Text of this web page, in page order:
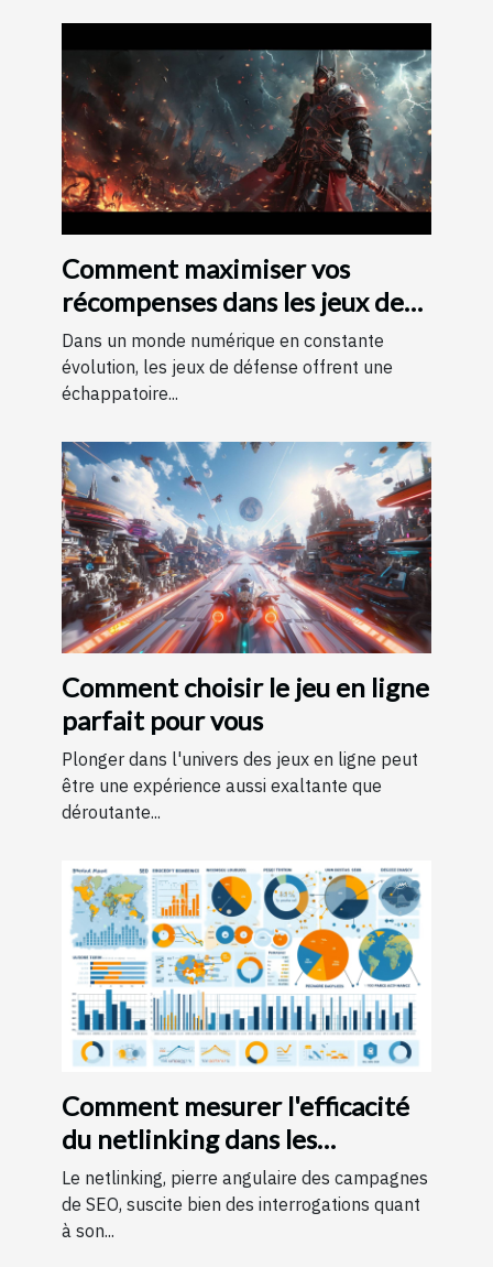
Comment maximiser vos
récompenses dans les jeux de
défense avec des codes
Dans un monde numérique en constante
évolution, les jeux de défense offrent une
échappatoire...
Comment choisir le jeu en ligne
parfait pour vous
Plonger dans l'univers des jeux en ligne peut
être une expérience aussi exaltante que
déroutante...
Comment mesurer l'efficacité
du netlinking dans les
campagnes de SEO
Le netlinking, pierre angulaire des campagnes
de SEO, suscite bien des interrogations quant
à son...